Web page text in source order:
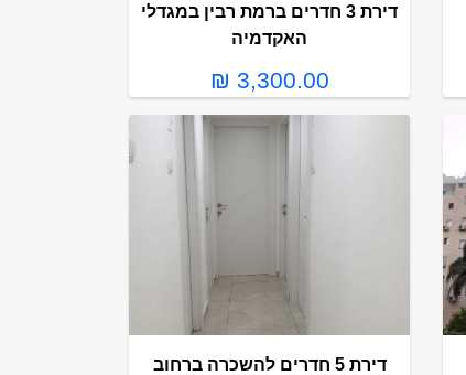
דירת 3 חדרים ברמת רבין במגדלי
האקדמיה
3,300.00 ₪
דירת 5 חדרים להשכרה ברחוב